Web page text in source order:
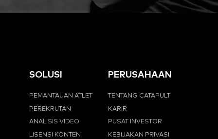
SOLUSI
PEMANTAUAN ATLET
PEREKRUTAN
ANALISIS VIDEO
LISENSI KONTEN
PERUSAHAAN
TENTANG CATAPULT
KARIR
PUSAT INVESTOR
KEBIJAKAN PRIVASI